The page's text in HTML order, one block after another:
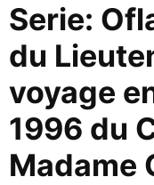
Serie:
du
voyage
1996 du
Madame